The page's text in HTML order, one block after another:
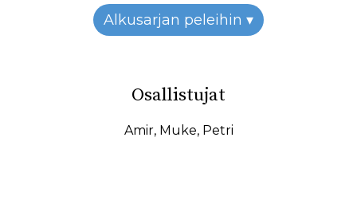
26.02.2026
24.02.2026
22.02.2026
19.02.2026
31.01.2026
27.01.2026
19.01.2026
17.01.2026
Alkusarjan peleihin ▾
Osallistujat
Amir, Muke, Petri